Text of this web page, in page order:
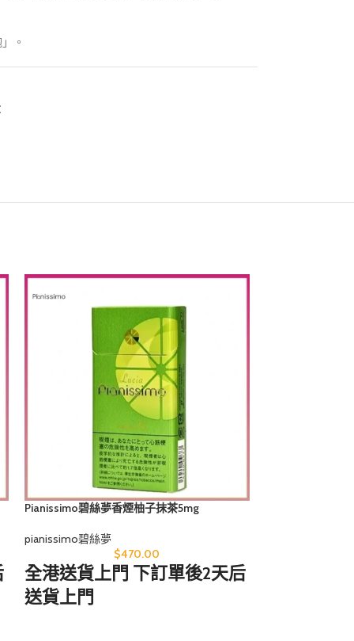
。
：
Pianissimo碧絲夢香煙柚子抹茶5mg
pianissimo碧絲夢
$470.00
全港送貨上門 下訂單後2天后
送貨上門